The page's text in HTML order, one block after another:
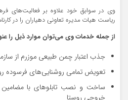
وی در سوابق خود علاوه بر فعالیت‌های
ریاست هیات مدیره تعاونی دهیاران را در
از جمله خدمات وی می‌توان موارد ذیل را
جذب اعتبار چمن طبیعی موزرم از
تعویض تمامی روشنایی‌های فرسوده
ساخت و نصب تابلوهای با مضامین